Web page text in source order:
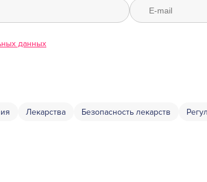
данных
Лекарства Безопасность лекарств